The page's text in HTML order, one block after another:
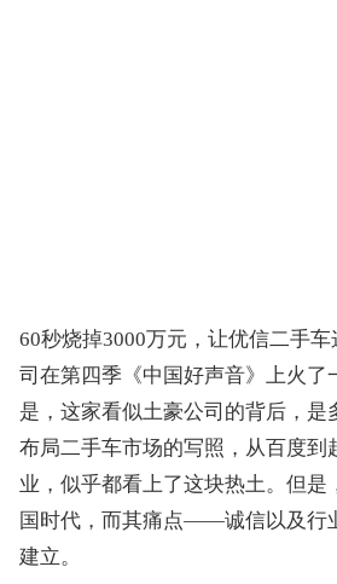
60秒烧掉3000万元，让优信二手
司在第四季《中国好声音》上火了
是，这家看似土豪公司的背后，是
布局二手车市场的写照，从百度到
业，似乎都看上了这块热土。但是
国时代，而其痛点——诚信以及行
建立。